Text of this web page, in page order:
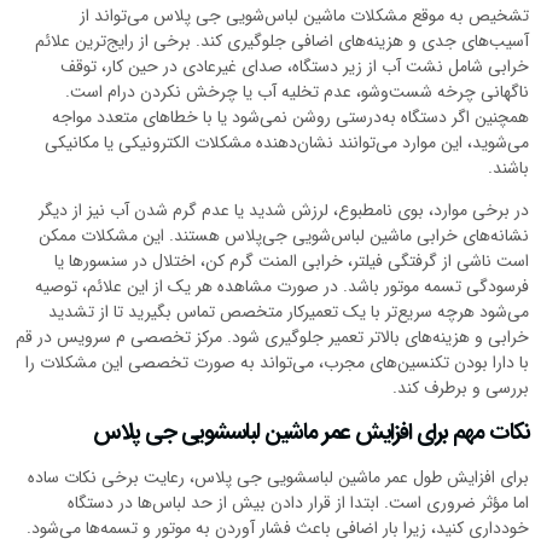
تشخیص به موقع مشکلات ماشین لباس‌شویی جی پلاس می‌تواند از
آسیب‌های جدی و هزینه‌های اضافی جلوگیری کند. برخی از رایج‌ترین علائم
خرابی شامل نشت آب از زیر دستگاه، صدای غیرعادی در حین کار، توقف
ناگهانی چرخه شست‌وشو، عدم تخلیه آب یا چرخش نکردن درام است.
همچنین اگر دستگاه به‌درستی روشن نمی‌شود یا با خطاهای متعدد مواجه
می‌شوید، این موارد می‌توانند نشان‌دهنده مشکلات الکترونیکی یا مکانیکی
باشند.
در برخی موارد، بوی نامطبوع، لرزش شدید یا عدم گرم شدن آب نیز از دیگر
نشانه‌های خرابی ماشین لباس‌شویی جی‌پلاس هستند. این مشکلات ممکن
است ناشی از گرفتگی فیلتر، خرابی المنت گرم کن، اختلال در سنسورها یا
فرسودگی تسمه موتور باشد. در صورت مشاهده هر یک از این علائم، توصیه
می‌شود هرچه سریع‌تر با یک تعمیرکار متخصص تماس بگیرید تا از تشدید
خرابی و هزینه‌های بالاتر تعمیر جلوگیری شود. مرکز تخصصی م سرویس در قم
با دارا بودن تکنسین‌های مجرب، می‌تواند به صورت تخصصی این مشکلات را
بررسی و برطرف کند.
نکات مهم برای افزایش عمر ماشین لباسشویی جی پلاس
برای افزایش طول عمر ماشین لباسشویی جی پلاس، رعایت برخی نکات ساده
اما مؤثر ضروری است. ابتدا از قرار دادن بیش از حد لباس‌ها در دستگاه
خودداری کنید، زیرا بار اضافی باعث فشار آوردن به موتور و تسمه‌ها می‌شود.